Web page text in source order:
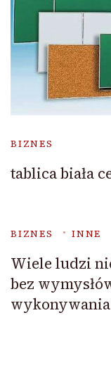
BIZNES
tablica biała
BIZNES INNE
Wiele ludzi
bez
wykonywania